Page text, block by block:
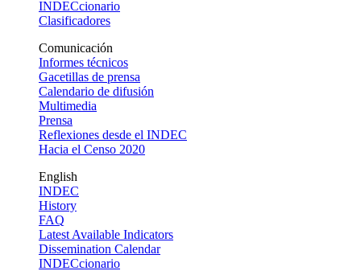
INDECcionario
Clasificadores
Comunicación
Informes técnicos
Gacetillas de prensa
Calendario de difusión
Multimedia
Prensa
Reflexiones desde el INDEC
Hacia el Censo 2020
English
INDEC
History
FAQ
Latest Available Indicators
Dissemination Calendar
INDECcionario